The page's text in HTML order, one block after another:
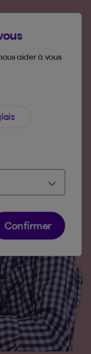
aider à vous
Confirmer